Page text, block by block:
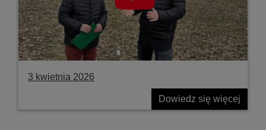
3 kwietnia 2026
Dowiedz się więcej